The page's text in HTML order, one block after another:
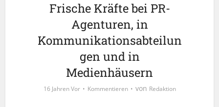
Frische Kräfte bei PR-
Agenturen, in
Kommunikationsabteilun
gen und in
Medienhäusern
16 Jahren Vor Kommentieren von Redaktion